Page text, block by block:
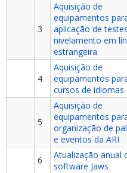
3
Aquisição de
equipamentos
aplicação de
nivelamento em
estrangeira
4
Aquisição de
equipamentos
cursos de idiomas
5
Aquisição de
equipamentos
organização de
e eventos da ARI
6
Atualização anual
software Jaws